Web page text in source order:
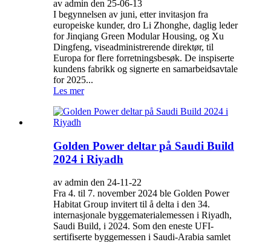
av admin den 25-06-13
I begynnelsen av juni, etter invitasjon fra
europeiske kunder, dro Li Zhonghe, daglig leder
for Jinqiang Green Modular Housing, og Xu
Dingfeng, viseadministrerende direktør, til
Europa for flere forretningsbesøk. De inspiserte
kundens fabrikk og signerte en samarbeidsavtale
for 2025...
Les mer
Golden Power deltar på Saudi Build
2024 i Riyadh
av admin den 24-11-22
Fra 4. til 7. november 2024 ble Golden Power
Habitat Group invitert til å delta i den 34.
internasjonale byggematerialemessen i Riyadh,
Saudi Build, i 2024. Som den eneste UFI-
sertifiserte byggemessen i Saudi-Arabia samlet